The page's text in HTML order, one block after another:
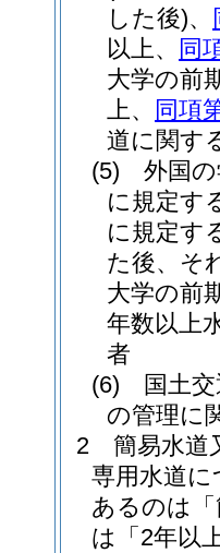
した後)、
以上、
同
大学の前
上、
同項
道に関す
(5)
外国
に規定す
に規定す
た後、そ
大学の前
年数以上
者
(6)
国土
の管理に
2
簡易水道
専用水道
あるのは
は「2年以